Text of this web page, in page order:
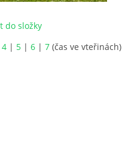
do složky
4 | 5 | 6 | 7 (čas ve vteřinách)